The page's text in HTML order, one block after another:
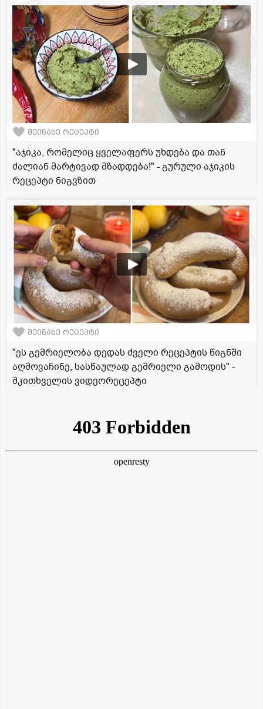
შეინახე რეცეპტი
"აჯიკა, რომელიც ყველაფერს უხდება და თან
ძალიან მარტივად მზადდება!" - გურული აჯიკის
რეცეპტი ნიგვზით
შეინახე რეცეპტი
"ეს გემრიელობა დედას ძველი რეცეპტის წიგნში
აღმოვაჩინე, სასწაულად გემრიელი გამოდის" -
მკითხველის ვიდეორეცეპტი